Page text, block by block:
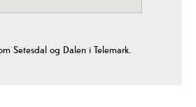
Setesdal og Dalen i Telemark.